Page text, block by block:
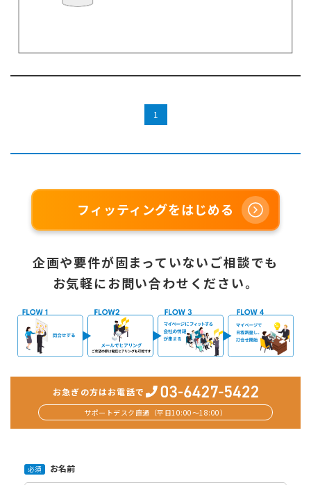
1
フィッティングをはじめる
企画や要件が固まっていないご相談でも
お気軽にお問い合わせください。
お急ぎの方はお電話で
サポートデスク直通（平日10:00〜18:00）
必須 お名前